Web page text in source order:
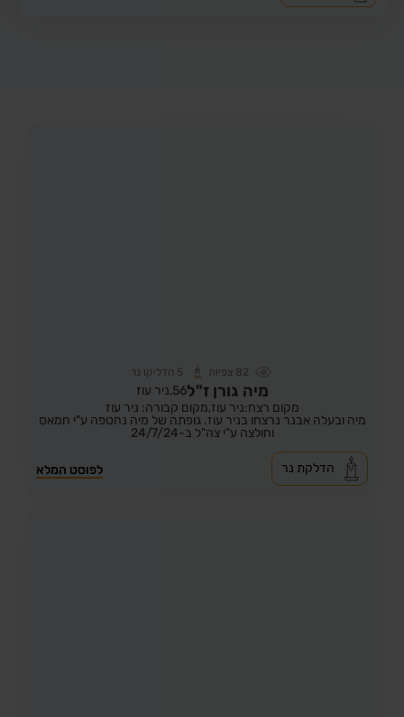
82 צפיות 5 הדליקו נר
מיה גורן ז"ל56, ניר עוז
מקום רצח:ניר עוז,מקום קבורה: ניר עוז
מיה ובעלה אבנר נרצחו בניר עוז. גופתה של מיה נחטפה ע"י חמאס
וחולצה ע"י צה"ל ב-24/7/24
לפוסט המלא הדלקת נר